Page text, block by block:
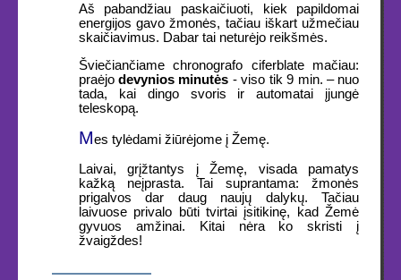
Aš pabandžiau paskaičiuoti, kiek papildomai
energijos gavo žmonės, tačiau iškart užmečiau
skaičiavimus. Dabar tai neturėjo reikšmės.
Šviečiančiame chronografo ciferblate mačiau:
praėjodevynios minutės - viso tik 9 min. – nuo
tada, kai dingo svoris ir automatai įjungė
teleskopą.
Mes tylėdami žiūrėjome į Žemę.
Laivai, grįžtantys į Žemę, visada pamatys
kažką neįprasta. Tai suprantama: žmonės
prigalvos dar daug naujų dalykų. Tačiau
laivuose privalo būti tvirtai įsitikinę, kad Žemė
gyvuos amžinai. Kitai nėra ko skristi į
žvaigždes!